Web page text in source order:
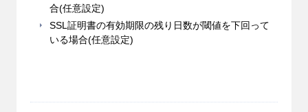
合(任意設定)
SSL証明書の有効期限の残り日数が閾値を下回って
いる場合(任意設定)